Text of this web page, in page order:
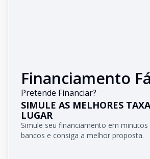
Financiamento
Pretende Financiar?
SIMULE AS MELHORES
LUGAR
Simule seu financiamento em
bancos e consiga a melhor proposta.